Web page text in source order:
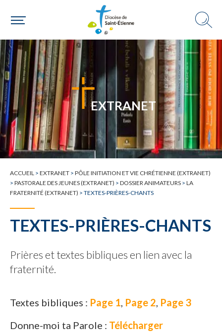
Une personne
Un mouvement
Choisir ma paroisse par commune
Une commune
EXTRANET
ACCUEIL > EXTRANET > PÔLE INITIATION ET VIE CHRÉTIENNE (EXTRANET)
> PASTORALE DES JEUNES (EXTRANET) > DOSSIER ANIMATEURS > LA
FRATERNITÉ (EXTRANET) > TEXTES-PRIÈRES-CHANTS
TEXTES-PRIÈRES-CHANTS
Prières et textes bibliques en lien avec la
fraternité.
Textes bibliques : Page 1, Page 2, Page 3
Donne-moi ta Parole : Télécharger